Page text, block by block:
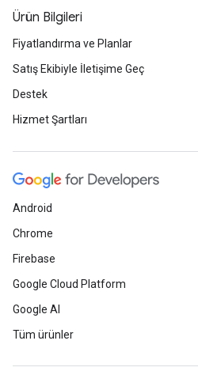
Ürün Bilgileri
Fiyatlandırma ve Planlar
Satış Ekibiyle İletişime Geç
Destek
Hizmet Şartları
Android
Chrome
Firebase
Google Cloud Platform
Google AI
Tüm ürünler